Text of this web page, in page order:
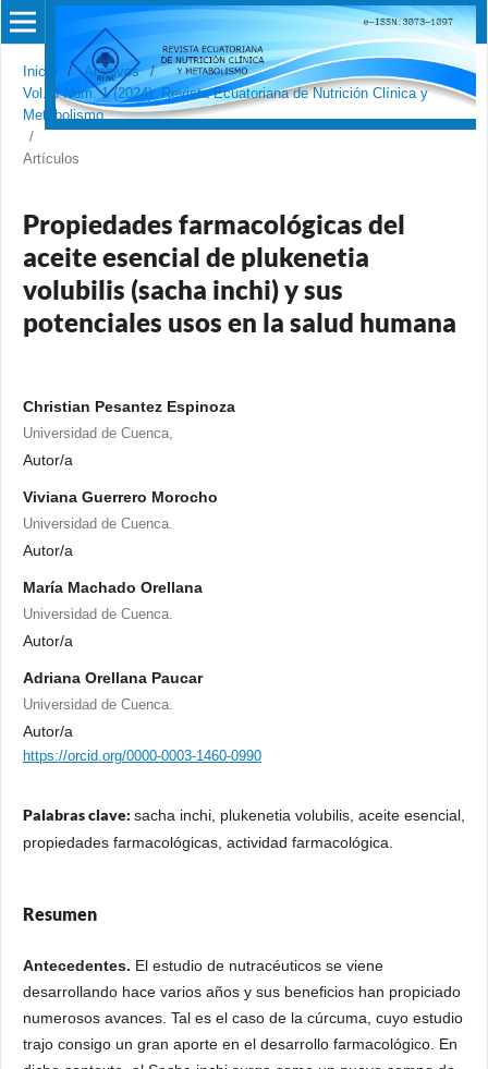
Inicio / Archivos
/
Vol. 8 Núm. 1 (2024): Revista Ecuatoriana de Nutrición Clínica y
Metabolismo
/
Artículos
Propiedades farmacológicas del
aceite esencial de plukenetia
volubilis (sacha inchi) y sus
potenciales usos en la salud humana
Christian Pesantez Espinoza
Universidad de Cuenca,
Autor/a
Viviana Guerrero Morocho
Universidad de Cuenca.
Autor/a
María Machado Orellana
Universidad de Cuenca.
Autor/a
Adriana Orellana Paucar
Universidad de Cuenca.
Autor/a
https://orcid.org/0000-0003-1460-0990
Palabras clave: sacha inchi, plukenetia volubilis, aceite esencial,
propiedades farmacológicas, actividad farmacológica.
Resumen
Antecedentes. El estudio de nutracéuticos se viene
desarrollando hace varios años y sus beneficios han propiciado
numerosos avances. Tal es el caso de la cúrcuma, cuyo estudio
trajo consigo un gran aporte en el desarrollo farmacológico. En